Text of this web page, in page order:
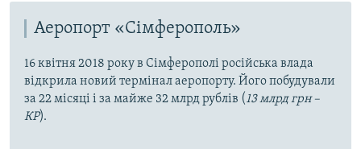
Аеропорт «Сімферополь»
16 квітня 2018 року в Сімферополі російська влада
відкрила новий термінал аеропорту. Його побудували
за 22 місяці і за майже 32 млрд рублів (13 млрд грн –
КР).